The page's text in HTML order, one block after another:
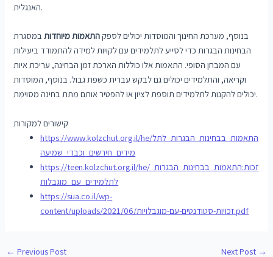
האנגלית.
בנוסף, מערכת החינוך והמוסדות יכולים לספקהתאמות מיוחדותבמסגרת
הבחינות הבגרות כדי לסייע לתלמידים עם לקויות למידה להתמודד ביעילות
עם המבחן הסופי. התאמות אלו כוללות הארכת זמן הבחינה, עריכת איות
וקריאה, והתלמידים יכולים גם לבקש עברית כשפת גבול. בנוסף, המוסדות
יכולים להקנות לתלמידים תוספת לציון או להפטיר אותם מתת בחינה מסוימת.
קישורים למקורות
https://www.kolzchut.org.il/he/התאמות_בבחינות_הבגרות_לתל
מידים_חירשים_וכבדי_שמיעה
https://teen.kolzchut.org.il/he/זכות:התאמות_בבחינות_הבגרות_
לתלמידים_עם_מוגבלות
https://sua.co.il/wp-
content/uploads/2021/06/זכויות-סטודנטים-עם-מוגבלויות.pdf
← Previous Post Next Post →